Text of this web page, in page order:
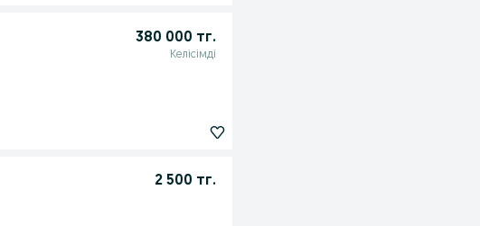
380 000 тг.
Келісімді
2 500 тг.